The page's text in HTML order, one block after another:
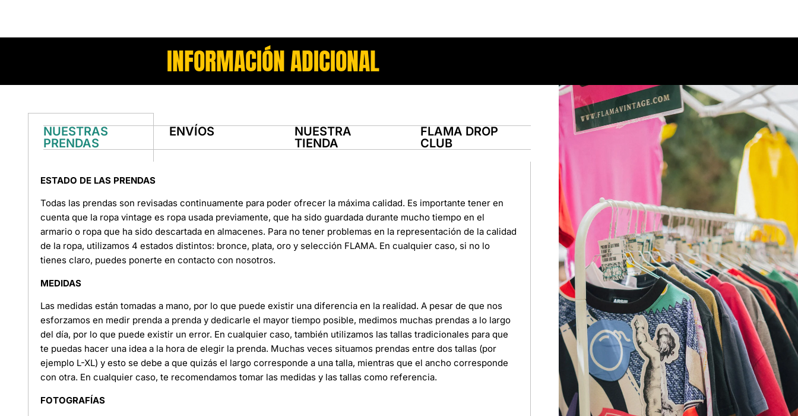
INFORMACIÓN ADICIONAL
NUESTRAS
PRENDAS
ENVÍOS
NUESTRA
TIENDA
FLAMA DROP
CLUB
ESTADO DE LAS PRENDAS
Todas las prendas son revisadas continuamente para poder ofrecer la máxima calidad. Es importante tener en
cuenta que la ropa vintage es ropa usada previamente, que ha sido guardada durante mucho tiempo en el
armario o ropa que ha sido descartada en almacenes. Para no tener problemas en la representación de la calidad
de la ropa, utilizamos 4 estados distintos: bronce, plata, oro y selección FLAMA. En cualquier caso, si no lo
tienes claro, puedes ponerte en contacto con nosotros.
MEDIDAS
Las medidas están tomadas a mano, por lo que puede existir una diferencia en la realidad. A pesar de que nos
esforzamos en medir prenda a prenda y dedicarle el mayor tiempo posible, medimos muchas prendas a lo largo
del día, por lo que puede existir un error. En cualquier caso, también utilizamos las tallas tradicionales para que
te puedas hacer una idea a la hora de elegir la prenda. Muchas veces situamos prendas entre dos tallas (por
ejemplo L-XL) y esto se debe a que quizás el largo corresponde a una talla, mientras que el ancho corresponde
con otra. En cualquier caso, te recomendamos tomar las medidas y las tallas como referencia.
FOTOGRAFÍAS